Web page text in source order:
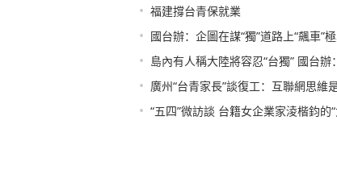
• 福建撐台青保就業
• 國台辦：企圖在謀“獨”道路上“飆車”
• 島內有人稱大陸將容忍“台獨” 國台辦
• 廣州“台青家長”談復工：互聯網思維
• “五四”微訪談 台籍女企業家淩楷鈞的